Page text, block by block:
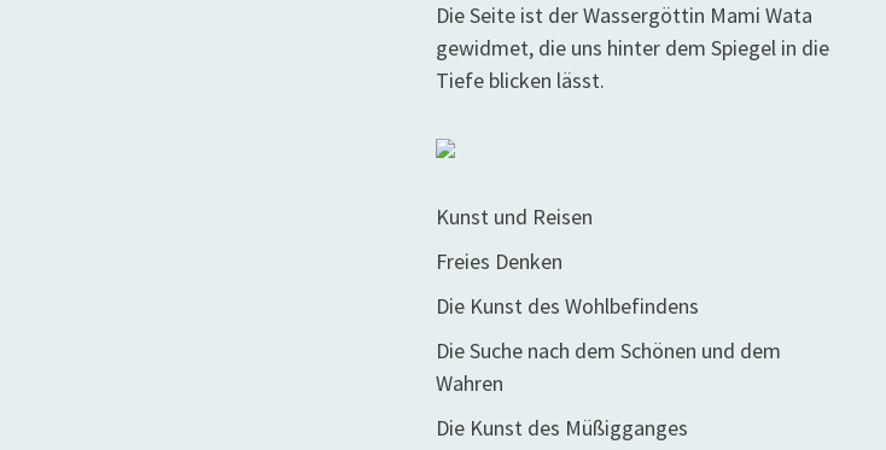
Die Seite ist der Wassergöttin Mami Wata
gewidmet, die uns hinter dem Spiegel in die
Tiefe blicken lässt.
Kunst und Reisen
Freies Denken
Die Kunst des Wohlbefindens
Die Suche nach dem Schönen und dem
Wahren
Die Kunst des Müßigganges